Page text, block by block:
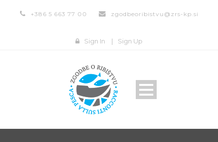
+386 5 663 77 00 zgodbeoribistvu@zrs-kp.si
Sign In | Sign Up